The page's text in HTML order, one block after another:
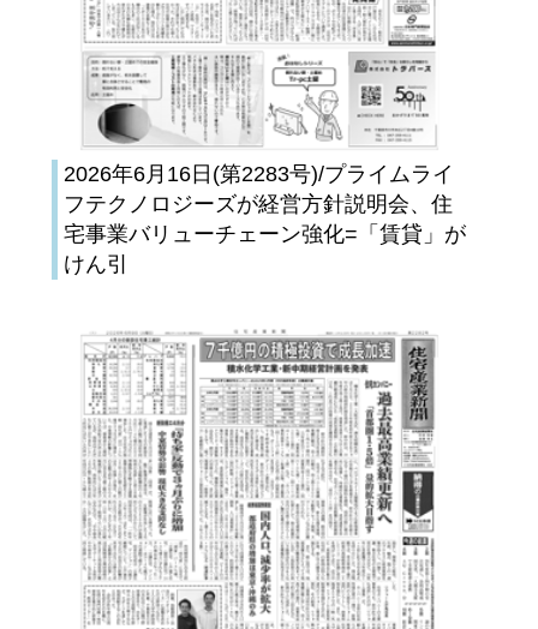
2026年6月16日(第2283号)/プライムライ
フテクノロジーズが経営方針説明会、住
宅事業バリューチェーン強化=「賃貸」が
けん引